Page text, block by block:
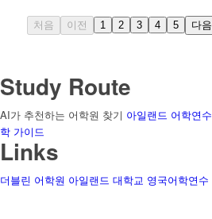
처음 이전 1 2 3 4 5 다음
Study Route
AI가 추천하는 어학원 찾기 아일랜드 어학연수
학 가이드
Links
더블린 어학원 아일랜드 대학교 영국어학연수